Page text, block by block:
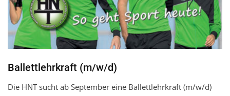
Ballettlehrkraft (m/w/d)
Die HNT sucht ab September eine Ballettlehrkraft (m/w/d)